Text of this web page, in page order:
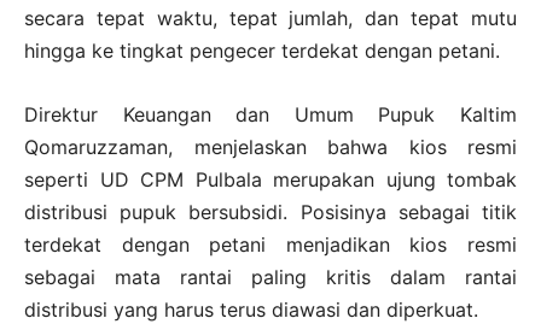
secara tepat waktu, tepat jumlah, dan tepat mutu
hingga ke tingkat pengecer terdekat dengan petani.
Direktur Keuangan dan Umum Pupuk Kaltim
Qomaruzzaman, menjelaskan bahwa kios resmi
seperti UD CPM Pulbala merupakan ujung tombak
distribusi pupuk bersubsidi. Posisinya sebagai titik
terdekat dengan petani menjadikan kios resmi
sebagai mata rantai paling kritis dalam rantai
distribusi yang harus terus diawasi dan diperkuat.